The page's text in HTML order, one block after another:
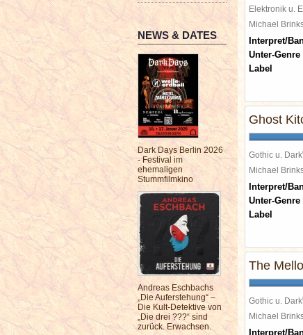
NEWS & DATES
Dark Days Berlin 2026
- Festival im
ehemaligen
Stummfilmkino
Andreas Eschbachs
„Die Auferstehung“ –
Die Kult-Detektive von
„Die drei ???“ sind
zurück. Erwachsen.
Elektronik u.
Michael
Interpret/
Unter-Genre
Label
Ghost
Gothic u.
Michael
Interpret/
Unter-Genre
Label
The
Gothic u.
Michael
Interpret/